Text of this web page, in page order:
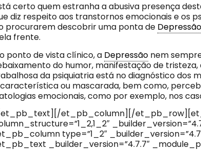
certo quem estranha a abusiva presença
diz respeito aos transtornos emocionais e os
procurarem descobrir uma ponta de Depressão
frente.
ponto de vista clínico, a Depressãonem
do humor, manifestação de
da psiquiatria está no diagnóstico dos
ou mascarada, bem como,
emocionais, como por exemplo, nos
et_pb_column][/
type=”1_2″
_builder_version=”4.7.7″